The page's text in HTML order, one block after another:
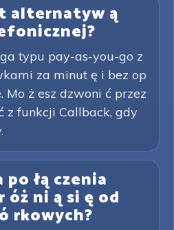
alternatyw ą
typu pay-as-you-go z
za minut ę i bez op
Mo ż esz dzwoni ć przez
z funkcji Callback, gdy
łą czenia
ni ą si ę od
rkowych?